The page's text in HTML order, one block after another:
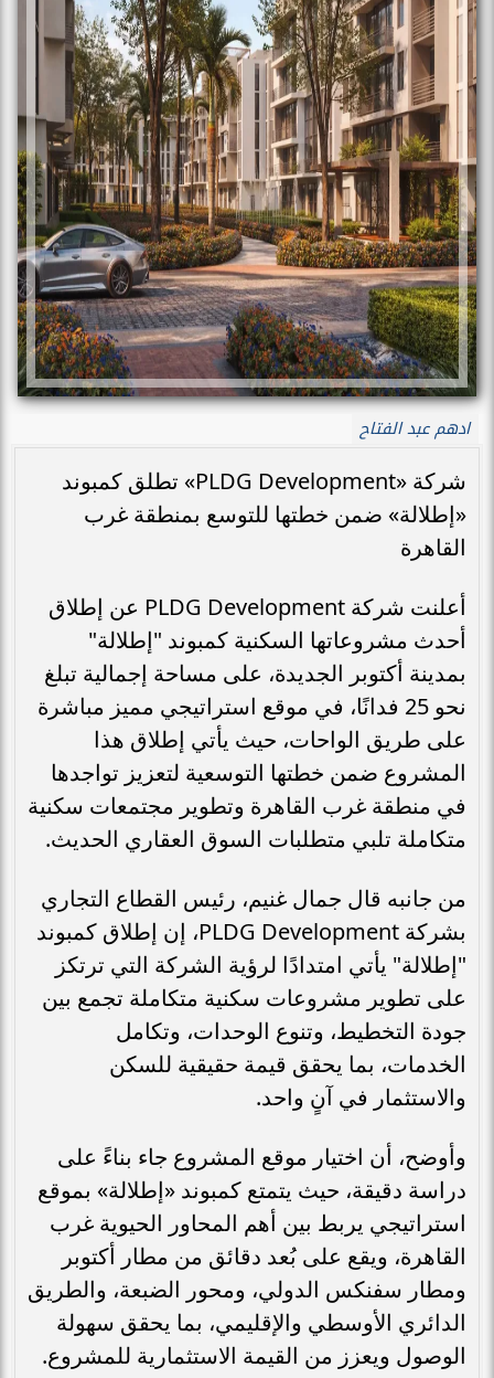
ادهم عبد الفتاح
شركة «PLDG Development» تطلق كمبوند
«إطلالة» ضمن خطتها للتوسع بمنطقة غرب
القاهرة
أعلنت شركة PLDG Development عن إطلاق
أحدث مشروعاتها السكنية كمبوند "إطلالة"
بمدينة أكتوبر الجديدة، على مساحة إجمالية تبلغ
نحو 25 فدانًا، في موقع استراتيجي مميز مباشرة
على طريق الواحات، حيث يأتي إطلاق هذا
المشروع ضمن خطتها التوسعية لتعزيز تواجدها
في منطقة غرب القاهرة وتطوير مجتمعات سكنية
متكاملة تلبي متطلبات السوق العقاري الحديث.
من جانبه قال جمال غنيم، رئيس القطاع التجاري
بشركة PLDG Development، إن إطلاق كمبوند
"إطلالة" يأتي امتدادًا لرؤية الشركة التي ترتكز
على تطوير مشروعات سكنية متكاملة تجمع بين
جودة التخطيط، وتنوع الوحدات، وتكامل
الخدمات، بما يحقق قيمة حقيقية للسكن
والاستثمار في آنٍ واحد.
وأوضح، أن اختيار موقع المشروع جاء بناءً على
دراسة دقيقة، حيث يتمتع كمبوند «إطلالة» بموقع
استراتيجي يربط بين أهم المحاور الحيوية غرب
القاهرة، ويقع على بُعد دقائق من مطار أكتوبر
ومطار سفنكس الدولي، ومحور الضبعة، والطريق
الدائري الأوسطي والإقليمي، بما يحقق سهولة
الوصول ويعزز من القيمة الاستثمارية للمشروع.